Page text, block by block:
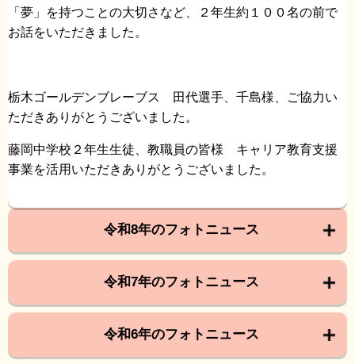
「夢」を持つことの大切さなど、２年生約１００名の前で
お話をいただきました。
栃木ゴールデンブレーブス 田代選手、千島様、ご協力い
ただきありがとうございました。
藤岡中学校２年生生徒、教職員の皆様 キャリア教育支援
事業を活用いただきありがとうございました。
令和8年のフォトニュース
令和7年のフォトニュース
令和6年のフォトニュース